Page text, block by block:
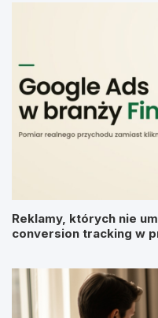
Reklamy, których nie
conversion tracking w